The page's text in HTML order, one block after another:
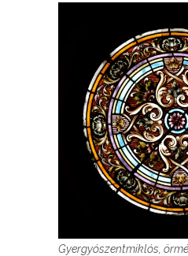
Gyergyószentmiklós,